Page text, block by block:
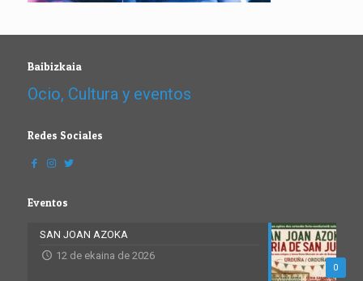
Baibizkaia
Ocio, Cultura y eventos
Redes Sociales
Eventos
0
SAN JOAN AZOKA
12 de ekaina de 2026